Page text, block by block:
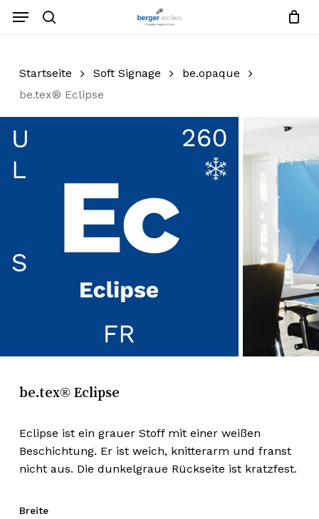
Hauptinhalt
Menü
Startseite Soft Signage
be.opaque
be.tex® Eclipse
be.tex® Eclipse
Eclipse ist ein grauer Stoff mit einer weißen
Beschichtung. Er ist weich, knitterarm und franst
nicht aus. Die dunkelgraue Rückseite ist kratzfest.
Breite